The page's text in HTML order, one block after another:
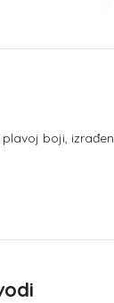
boji,